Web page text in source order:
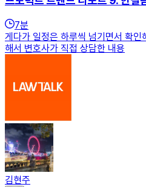
7분
게다가 일정은 하루씩 넘기면서 확
해서 변호사가 직접 상담한 내용
김현주